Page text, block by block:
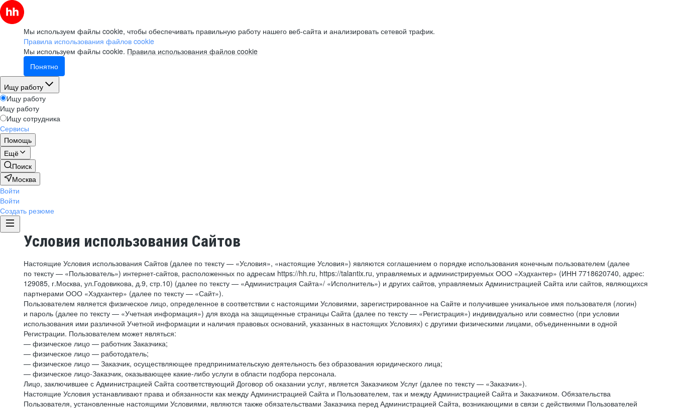
Мы используем файлы cookie, чтобы обеспечивать правильную работу нашего веб-сайта и анализировать сетевой трафик.
Правила использования файлов cookie
Мы используем файлы cookie. Правила использования файлов cookie
Понятно
Ищу работу
Ищу работу
Ищу работу
Ищу сотрудника
Сервисы
Помощь
Ещё
Поиск
Москва
Войти
Войти
Создать резюме
Условия использования Сайтов
Настоящие Условия использования Сайтов (далее по тексту — «Условия», «настоящие Условия») являются соглашением о порядке использования конечным пользователем (далее
по тексту — «Пользователь») интернет-сайтов, расположенных по адресам https://hh.ru, https://talantix.ru, управляемых и администрируемых ООО «Хэдхантер» (ИНН 7718620740, адрес:
129085, г.Москва, ул.Годовикова, д.9, стр.10) (далее по тексту — «Администрация Сайта»/ «Исполнитель») и других сайтов, управляемых Администрацией Сайта или сайтов, являющихся
партнерами ООО «Хэдхантер» (далее по тексту — «Сайт»).
Пользователем является физическое лицо, определенное в соответствии с настоящими Условиями, зарегистрированное на Сайте и получившее уникальное имя пользователя (логин)
и пароль (далее по тексту — «Учетная информация») для входа на защищенные страницы Сайта (далее по тексту — «Регистрация») индивидуально или совместно (при условии
использования ими различной Учетной информации и наличия правовых оснований, указанных в настоящих Условиях) с другими физическими лицами, объединенными в одной
Регистрации. Пользователем может являться:
— физическое лицо — работник Заказчика;
— физическое лицо — работодатель;
— физическое лицо — Заказчик, осуществляющее предпринимательскую деятельность без образования юридического лица;
— физическое лицо-Заказчик, оказывающее какие-либо услуги в области подбора персонала.
Лицо, заключившее с Администрацией Сайта соответствующий Договор об оказании услуг, является Заказчиком Услуг (далее по тексту — «Заказчик»).
Настоящие Условия устанавливают права и обязанности как между Администрацией Сайта и Пользователем, так и между Администрацией Сайта и Заказчиком. Обязательства
Пользователя, установленные настоящими Условиями, являются также обязательствами Заказчика перед Администрацией Сайта, возникающими в связи с действиями Пользователей